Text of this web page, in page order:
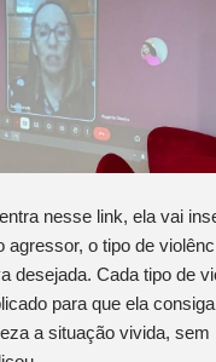
nesse link, ela vai
agressor, o tipo de
desejada. Cada tipo de
para que ela consiga
a situação vivida, sem